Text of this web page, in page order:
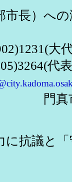
）への
大代
代
Ｈ
議と「